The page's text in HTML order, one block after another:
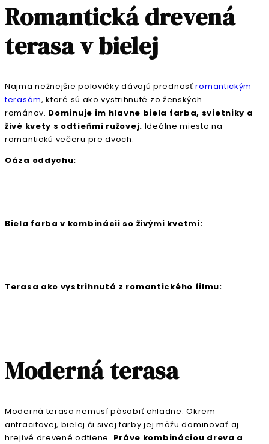
Romantická drevená
terasa v bielej
Najmä nežnejšie polovičky dávajú prednosťromantickým
terasám, ktoré sú ako vystrihnuté zo źenských
románov. Dominuje im hlavne biela farba, svietniky a
živé kvety s odtieňmi ružovej. Ideálne miesto na
romantickú večeru pre dvoch.
Oáza oddychu:
Biela farba v kombinácii so živými kvetmi:
Terasa ako vystrihnutá z romantického filmu:
Moderná terasa
Moderná terasa nemusí pôsobiť chladne. Okrem
antracitovej, bielej či sivej farby jej môžu dominovať aj
hrejivé drevené odtiene. Práve kombináciou dreva a